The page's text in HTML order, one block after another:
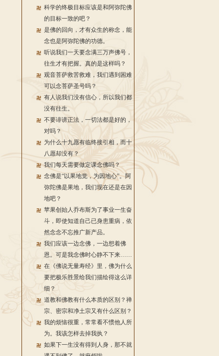
科学的终极目标应该是和阿弥陀佛
的目标一致的吧？
是佛的回向，才有众生的称念，能
念也是阿弥陀佛的功德。
听说我们一天要念满三万声佛号，
往生才有把握。真的是这样吗？
观音菩萨救苦救难，我们遇到困难
可以念菩萨圣号吗？
有人说我们没有信心，所以我们都
没有往生。
不要诽谤正法，一切法都是好的，
对吗？
为什么十九愿有临终接引相，而十
八愿却没有？
我们每天需要做定课念佛吗？
念佛是“以果地觉，为因地心”。阿
弥陀佛是果地，我们现在还是在因
地吧？
苹果创始人乔布斯为了事业一生奋
斗，即使知道自己已身患重病，依
然念念不忘推广新产品。
我们应该一边念佛，一边想着佛
恩。可是我念佛时心静不下来……
在《佛说无量寿经》里，佛为什么
要把极乐胜景给我们描绘得这么详
细？
道教和佛教有什么本质的区别？禅
宗、密宗和净土宗又有什么区别？
我的烦恼很重，常常看不惯他人所
为。我该怎样去掉我执？
如果下一生没有得到人身，那不就